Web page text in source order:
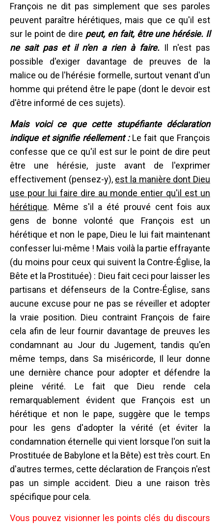
François ne dit pas simplement que ses paroles
peuvent paraître hérétiques, mais que ce qu'il est
sur le point de dire peut, en fait, être une hérésie. Il
ne sait pas et il n'en a rien à faire. Il n'est pas
possible d'exiger davantage de preuves de la
malice ou de l'hérésie formelle, surtout venant d'un
homme qui prétend être le pape (dont le devoir est
d'être informé de ces sujets).
Mais voici ce que cette stupéfiante déclaration
indique et signifie réellement :Le fait que François
confesse que ce qu'il est sur le point de dire peut
être une hérésie, juste avant de l'exprimer
effectivement (pensez-y), est la manière dont Dieu
use pour lui faire dire au monde entier qu'il est un
hérétique. Même s'il a été prouvé cent fois aux
gens de bonne volonté que François est un
hérétique et non le pape, Dieu le lui fait maintenant
confesser lui-même ! Mais voilà la partie effrayante
(du moins pour ceux qui suivent la Contre-Église, la
Bête et la Prostituée) : Dieu fait ceci pour laisser les
partisans et défenseurs de la Contre-Église, sans
aucune excuse pour ne pas se réveiller et adopter
la vraie position. Dieu contraint François de faire
cela afin de leur fournir davantage de preuves les
condamnant au Jour du Jugement, tandis qu'en
même temps, dans Sa miséricorde, Il leur donne
une dernière chance pour adopter et défendre la
pleine vérité. Le fait que Dieu rende cela
remarquablement évident que François est un
hérétique et non le pape, suggère que le temps
pour les gens d'adopter la vérité (et éviter la
condamnation éternelle qui vient lorsque l'on suit la
Prostituée de Babylone et la Bête) est très court. En
d'autres termes, cette déclaration de François n'est
pas un simple accident. Dieu a une raison très
spécifique pour cela.
Vous pouvez visionner les points clés du discours